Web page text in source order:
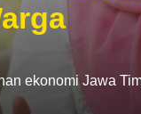
ekonomi Jawa